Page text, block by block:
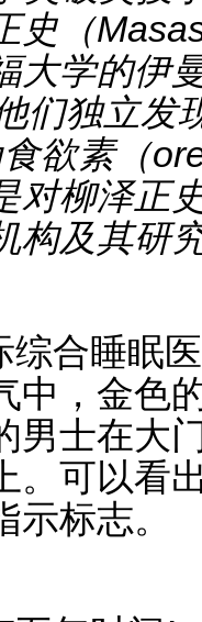
史（
大学的伊
们独立发
欲素（
对柳泽正
构及其研
综合睡眠
中，金色
男士在大
。可以看
标志。